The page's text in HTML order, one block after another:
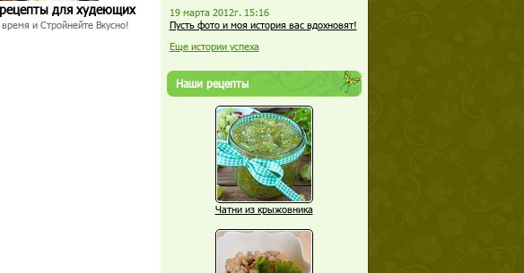
для худеющих
и Стройнейте Вкусно!
19 марта 2012г. 15:16
Пусть фото и моя история вас вдохновят!
Еще истории успеха
Наши рецепты
Чатни из крыжовника